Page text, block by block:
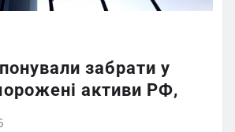
забрати у
активи РФ,